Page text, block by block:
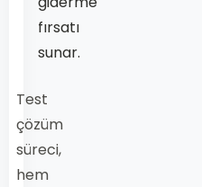
fırsatı
sunar.
Test
çözüm
süreci,
hem